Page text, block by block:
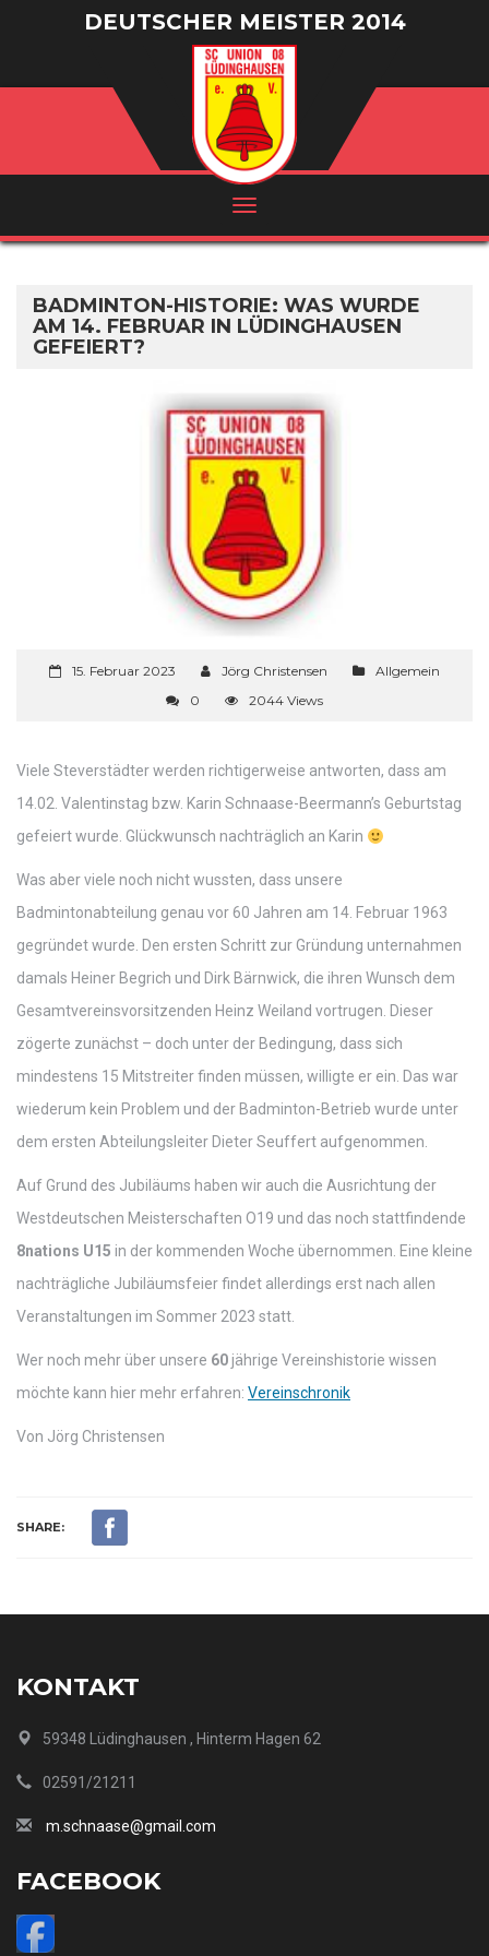
DEUTSCHER MEISTER 2014
/ VIZEMEISTER 2016
BADMINTON-HISTORIE: WAS WURDE
AM 14. FEBRUAR IN LÜDINGHAUSEN
GEFEIERT?
15. Februar 2023 Jörg Christensen
Allgemein
0
2044 Views
Viele Steverstädter werden richtigerweise antworten, dass am
14.02. Valentinstag bzw. Karin Schnaase-Beermann’s Geburtstag
gefeiert wurde. Glückwunsch nachträglich an Karin
Was aber viele noch nicht wussten, dass unsere
Badmintonabteilung genau vor 60 Jahren am 14. Februar 1963
gegründet wurde. Den ersten Schritt zur Gründung unternahmen
damals Heiner Begrich und Dirk Bärnwick, die ihren Wunsch dem
Gesamtvereinsvorsitzenden Heinz Weiland vortrugen. Dieser
zögerte zunächst – doch unter der Bedingung, dass sich
mindestens 15 Mitstreiter finden müssen, willigte er ein. Das war
wiederum kein Problem und der Badminton-Betrieb wurde unter
dem ersten Abteilungsleiter Dieter Seuffert aufgenommen.
Auf Grund des Jubiläums haben wir auch die Ausrichtung der
Westdeutschen Meisterschaften O19 und das noch stattfindende
8nations U15 in der kommenden Woche übernommen. Eine kleine
nachträgliche Jubiläumsfeier findet allerdings erst nach allen
Veranstaltungen im Sommer 2023 statt.
Wer noch mehr über unsere 60jährige Vereinshistorie wissen
möchte kann hier mehr erfahren: Vereinschronik
Von Jörg Christensen
SHARE:
KONTAKT
59348 Lüdinghausen , Hinterm Hagen 62
02591/21211
m.schnaase@gmail.com
FACEBOOK